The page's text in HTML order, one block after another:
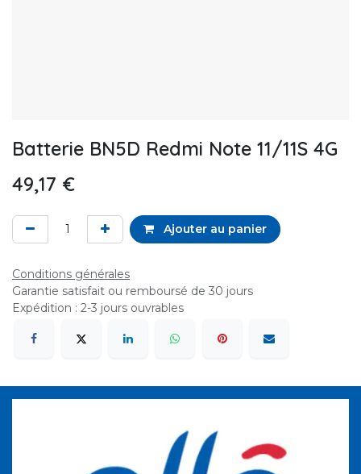
Batterie BN5D Redmi Note 11/11S 4G
49,17 €
Ajouter au panier
Conditions générales
Garantie satisfait ou remboursé de 30 jours
Expédition : 2-3 jours ouvrables